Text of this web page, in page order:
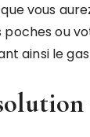
vous
poches ou
ainsi le